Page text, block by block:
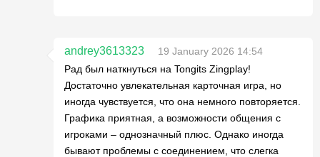
andrey3613323
19 January 2026 14:54
Рад был наткнуться на Tongits Zingplay!
Достаточно увлекательная карточная игра, но
иногда чувствуется, что она немного повторяется.
Графика приятная, а возможности общения с
игроками – однозначный плюс. Однако иногда
бывают проблемы с соединением, что слегка